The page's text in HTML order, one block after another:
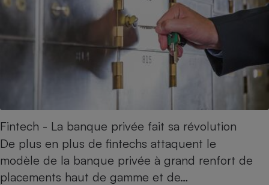
Fintech - La banque privée fait sa révolution
De plus en plus de fintechs attaquent le
modèle de la banque privée à grand renfort de
placements haut de gamme et de…